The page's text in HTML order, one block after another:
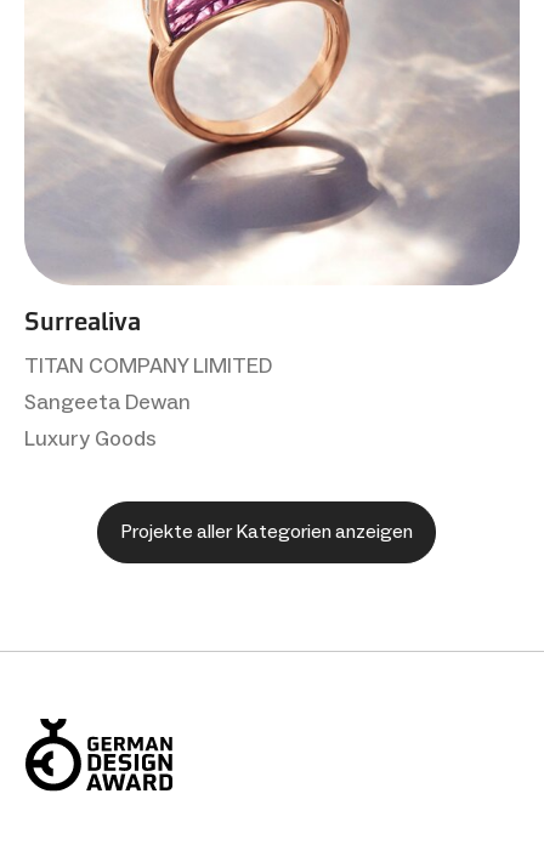
Surrealiva
TITAN COMPANY LIMITED
Sangeeta Dewan
Luxury Goods
Projekte aller Kategorien anzeigen